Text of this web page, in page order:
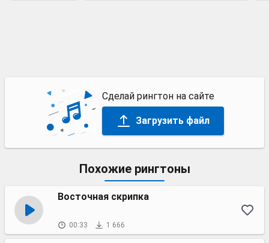
Сделай рингтон на сайте
Загрузить файл
Похожие рингтоны
Восточная скрипка
00:33 1 666